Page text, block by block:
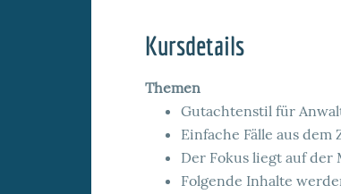
Kursdetails
Themen
Gutachtenstil für
Einfache Fälle aus
Der Fokus liegt auf
Folgende Inhalte